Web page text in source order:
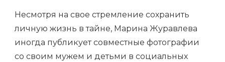
Несмотря на свое стремление сохранить
личную жизнь в тайне, Марина Журавлева
иногда публикует совместные фотографии
со своим мужем и детьми в социальных